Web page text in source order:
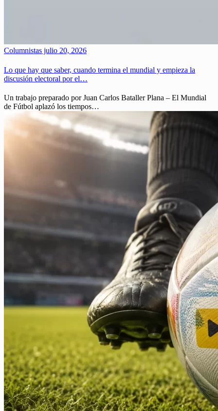
Columnistas julio 20, 2026
Lo que hay que saber, cuando termina el mundial y empieza la
discusión electoral por el…
Un trabajo preparado por Juan Carlos Bataller Plana – El Mundial
de Fútbol aplazó los tiempos…